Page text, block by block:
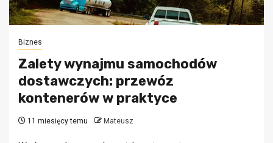
Biznes
Zalety wynajmu samochodów
dostawczych: przewóz
kontenerów w praktyce
11 miesięcy temu Mateusz